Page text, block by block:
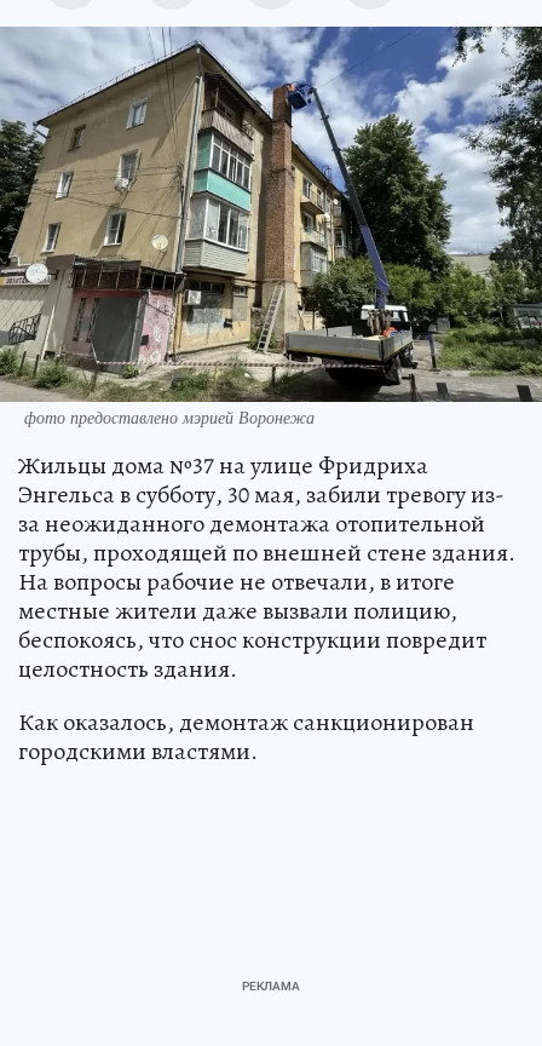
фото предоставлено мэрией Воронежа
Жильцы дома №37 на улице Фридриха
Энгельса в субботу, 30 мая, забили тревогу из-
за неожиданного демонтажа отопительной
трубы, проходящей по внешней стене здания.
На вопросы рабочие не отвечали, в итоге
местные жители даже вызвали полицию,
беспокоясь, что снос конструкции повредит
целостность здания.
Как оказалось, демонтаж санкционирован
городскими властями.